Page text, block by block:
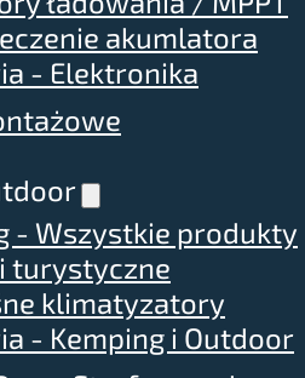
akumlatora
- Elektronika
- Wszystkie produkty
turystyczne
klimatyzatory
- Kemping i Outdoor